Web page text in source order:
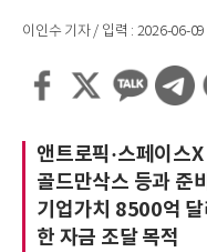
이인수 기자 / 입력 : 2026-06-
앤트로픽·스페이스
골드만삭스 등과 준비
기업가치 8500억
한 자금 조달 목적